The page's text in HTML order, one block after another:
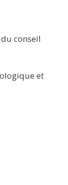
conseil
et